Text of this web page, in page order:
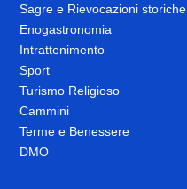
Sagre e Rievocazioni storiche
Enogastronomia
Intrattenimento
Sport
Turismo Religioso
Cammini
Terme e Benessere
DMO